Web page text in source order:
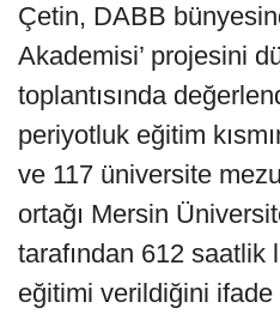
Çetin, DABB
Akademisi’ projesini
toplantısında
periyotluk eğitim
ve 117 üniversite
ortağı Mersin
tarafından 612 saatlik
eğitimi verildiğini